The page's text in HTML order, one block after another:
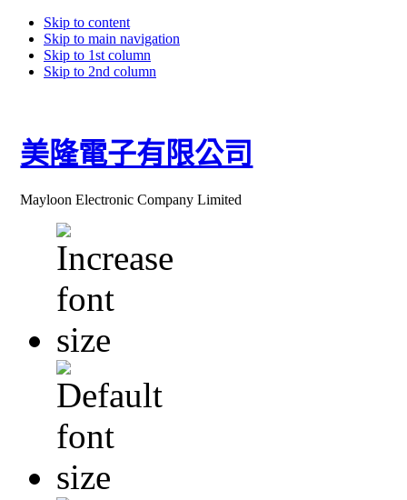
Skip to content
Skip to main navigation
Skip to 1st column
Skip to 2nd column
美隆電子有限公司
Mayloon Electronic Company Limited